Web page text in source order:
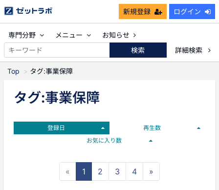
新規登録 ログイン
専門分野 メニュー
お知らせ
検索
詳細検索
Top タグ:事業保障
タグ:事業保障
登録日
再生数
お気に入り数
« 1 2 3 4 »